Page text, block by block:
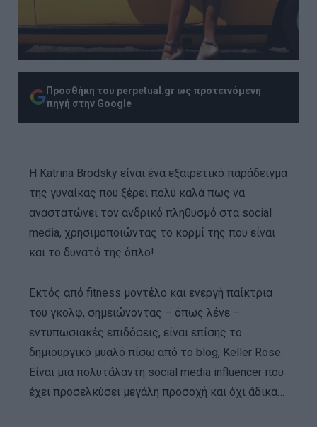
Προσθήκη του perpetual.gr ως προτεινόμενη
πηγή στην Google
Η Katrina Brodsky είναι ένα εξαιρετικό παράδειγμα
της γυναίκας που ξέρει πολύ καλά πως να
αναστατώνει τον ανδρικό πληθυσμό στα social
media, χρησιμοποιώντας το κορμί της που είναι
και το δυνατό της όπλο!
Εκτός από fitness μοντέλο και ενεργή παίκτρια
του γκολφ, σημειώνοντας – όπως λένε –
εντυπωσιακές επιδόσεις, είναι επίσης το
δημιουργικό μυαλό πίσω από το blog, Keller Rose.
Είναι μια πολυτάλαντη social media influencer που
έχει προσελκύσει μεγάλη προσοχή και όχι άδικα…